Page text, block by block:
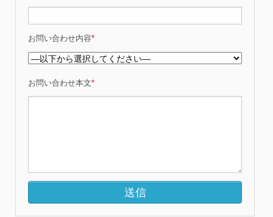
お問い合わせ内容*
お問い合わせ本文*